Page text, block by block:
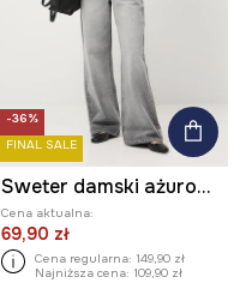
-36%
FINAL SALE
Sweter damski ażurowy
Cena aktualna:
69,90 zł
Cena regularna: 149,90 zł
Najniższa cena: 109,90 zł